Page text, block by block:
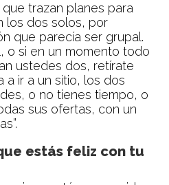
trazan planes para
los dos solos, por
que parecía ser grupal.
o si en un momento todo
ustedes dos, retírate
a ir a un sitio, los dos
o no tienes tiempo, o
sus ofertas, con un
estás feliz con tu